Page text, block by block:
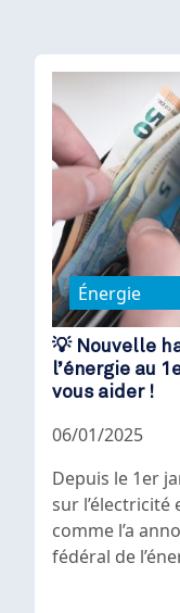
Énergie
💡 Nouvelle
l’énergie au
vous aider !
06/01/2025
Depuis le 1er
sur
comme l’a
fédéral de